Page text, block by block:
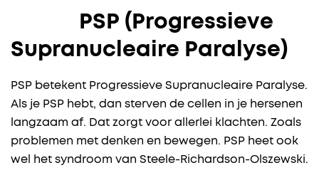
PSP (Progressieve
Supranucleaire Paralyse)
PSP betekent Progressieve Supranucleaire Paralyse.
Als je PSP hebt, dan sterven de cellen in je hersenen
langzaam af. Dat zorgt voor allerlei klachten. Zoals
problemen met denken en bewegen. PSP heet ook
wel het syndroom van Steele-Richardson-Olszewski.